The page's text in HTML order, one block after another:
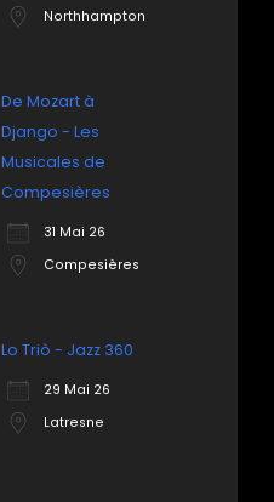
Northhampton
De Mozart à
Django - Les
Musicales de
Compesières
31 Mai 26
Compesières
Lo Triò - Jazz 360
29 Mai 26
Latresne